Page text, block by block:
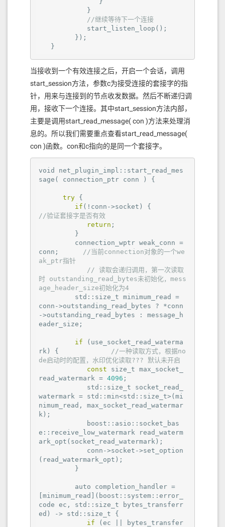
//继续等待下一个连接
   }
当接收到一个有效连接之后，开启一个会话，调用
start_session方法，参数c为接受连接的套接字的指
针，用来与连接到的节点收发数据。然后不断递归调
用，接收下一个连接。其中start_session方法内部，
主要是调用start_read_message( con )方法来处理消
息的。所以我们需要重点查看start_read_message(
con )函数。con和c指向的是同一个套接字。
void net_plugin_impl::start_read_mes
sage( connection_ptr conn ) {
try {
if
//验证套接字是否有效
return ;
conn;
//当前connection对象的一个we
ak_ptr指针
// 读取会递归调用，第一次读取
时 outstanding_read_bytes未初始化，mess
age_header_size初始化为4
conn->outstanding_read_bytes ? *conn
->outstanding_read_bytes : message_h
eader_size;
if (use_socket_read_waterma
rk) {
//一种读取方式，根据no
de启动时的配置，水印优化读取??? 默认未开启
const size_t max_socket_
read_watermark = 4096 ;
watermark = std::min<std::size_t>(mi
nimum_read, max_socket_read_watermar
k);
e::receive_low_watermark read_waterm
ark_opt(socket_read_watermark);
(read_watermark_opt);
[minimum_read](boost::system::error_
code ec, std::size_t bytes_transferr
ed) -> std::size_t {
if (ec || bytes_transfer